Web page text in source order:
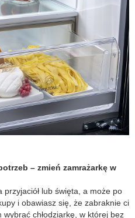
– zmień zamrażarkę w
lub święta, a może po
i obawiasz się, że zabraknie ci
chłodziarkę, w której bez